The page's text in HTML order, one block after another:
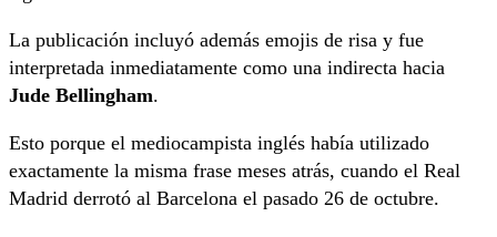
La publicación incluyó además emojis de risa y fue
interpretada inmediatamente como una indirecta hacia
Jude Bellingham.
Esto porque el mediocampista inglés había utilizado
exactamente la misma frase meses atrás, cuando el Real
Madrid derrotó al Barcelona el pasado 26 de octubre.